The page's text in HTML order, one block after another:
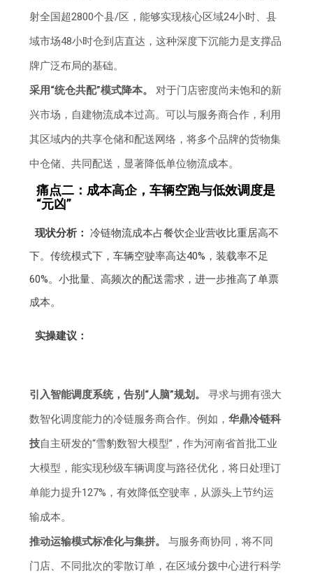
射全国超2800个县/区，能够实现核心区域24小时、县
域市场48小时仓到店直达，这种深度下沉能力是支撑品
牌广泛布局的基础。
采用“统仓共配”模式降本。
对于门店密度尚未饱和的新
兴市场，自建物流成本过高。可以与服务商合作，利用
其区域内的共享仓储和配送网络，将多个品牌的货物集
中仓储、共同配送，显著降低单位物流成本。
痛点二：成本高企，车辆空跑与低效调度是
“元凶”
现状分析： 冷链物流成本占餐饮企业营收比重居高不
下。传统模式下，车辆空驶率高达40%，装载率不足
60%。小批量、高频次的配送需求，进一步推高了单票
成本。
实操建议：
引入智能调度系统，告别“人脑”规划。
寻求与拥有强大
数智化调度能力的冷链服务商合作。例如，华鼎冷链科
技自主研发的“雪豹数智大模型”，作为河南省首批工业
大模型，能实现秒级车辆调度与路径优化，将日处理订
单能力提升127%，有效降低空驶率，从源头上节约运
输成本。
推动运输模式标准化与集拼。
与服务商协同，将不同
门店、不同批次的零散订单，在区域分拨中心进行科学